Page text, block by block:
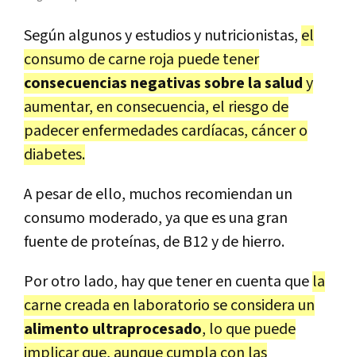
Según algunos y estudios y nutricionistas, el
consumo de carne roja puede tener
consecuencias negativas sobre la saludy
aumentar, en consecuencia, el riesgo de
padecer enfermedades cardíacas, cáncer o
diabetes.
A pesar de ello, muchos recomiendan un
consumo moderado, ya que es una gran
fuente de proteínas, de B12 y de hierro.
Por otro lado, hay que tener en cuenta que la
carne creada en laboratorio se considera un
alimento ultraprocesado, lo que puede